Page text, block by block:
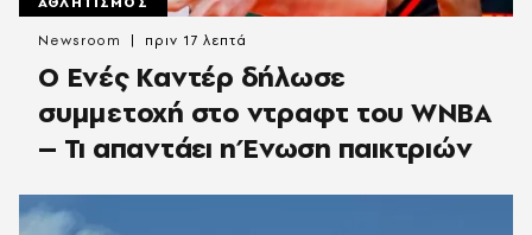
Ο Ενές Καντέρ δήλωσε
συμμετοχή στο ντραφτ του WNBA
– Τι απαντάει η Ένωση παικτριών
Newsroom πριν 17 λεπτά